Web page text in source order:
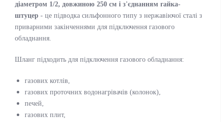
діаметром 1/2, довжиною 250 см і з'єднанням гайка-
штуцер - це підводка сильфонного типу з нержавіючої сталі з
приварними закінченнями для підключення газового
обладнання.
Шланг підходить для підключення газового обладнання:
газових котлів,
газових проточних водонагрівачів (колонок),
печей,
газових плит,